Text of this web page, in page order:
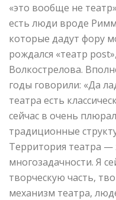
«это вообще не
есть люди вроде
которые дадут фору
рождался «театр
Волкострелова.
годы говорили: «Да
театра есть
сейчас в очень
традиционные
Территория театра —
многозадачности. Я
творческую часть,
механизм театра,